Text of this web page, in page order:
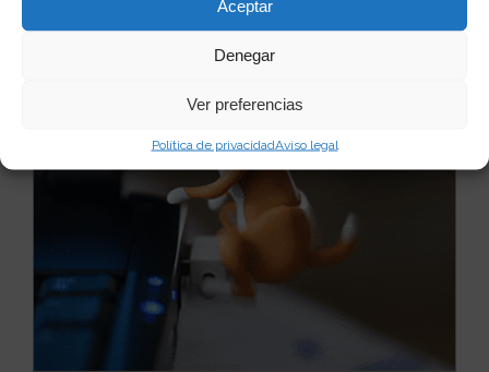
Aceptar
Denegar
Ver preferencias
Política de privacidadAviso legal